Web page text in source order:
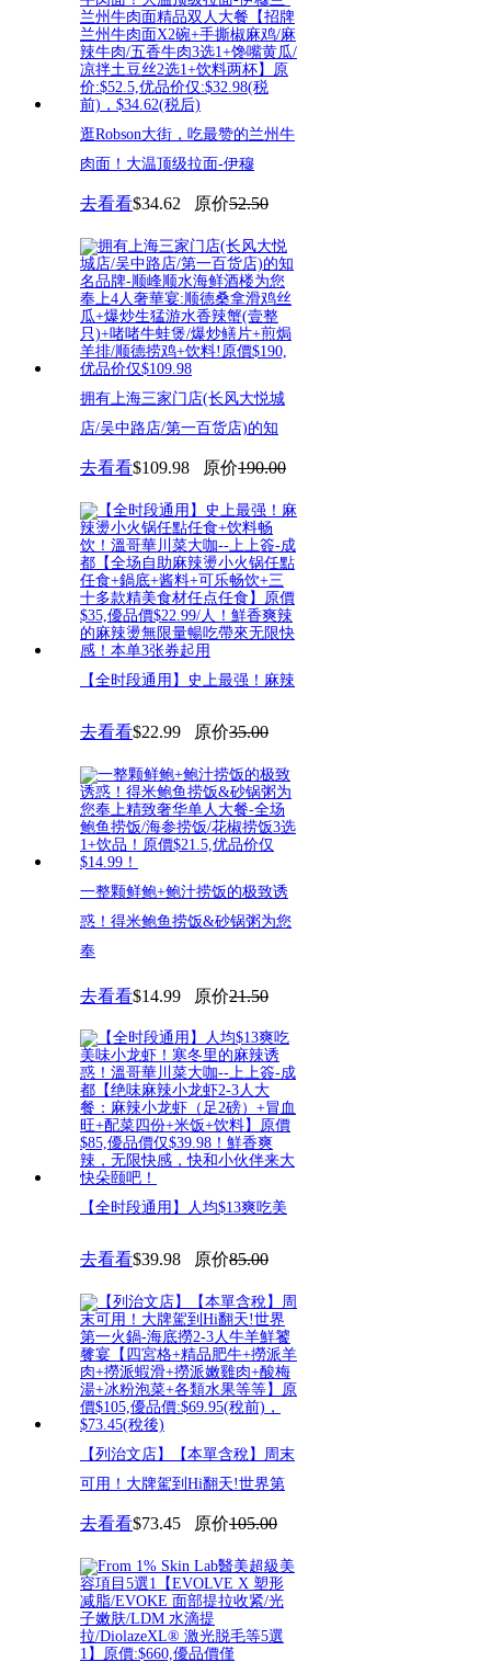
逛Robson大街，吃最赞的兰州牛
肉面！大温顶级拉面-伊穆
去看看$34.62 原价52.50
拥有上海三家门店(长风大悦城
店/吴中路店/第一百货店)的知
去看看$109.98 原价190.00
【全时段通用】史上最强！麻辣
溫
去看看$22.99 原价35.00
一整颗鲜鲍+鲍汁捞饭的极致诱
惑！得米鲍鱼捞饭&砂锅粥为您
奉
去看看$14.99 原价21.50
【全时段通用】人均$13爽吃美
去看看$39.98 原价85.00
【列治文店】【本單含稅】周末
可用！大牌駕到Hi翻天!世界第
去看看$73.45 原价105.00